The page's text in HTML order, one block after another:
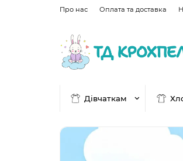
Про нас Оплата та доставка
Дівчаткам